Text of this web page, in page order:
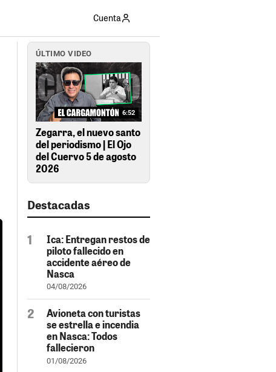
Cuenta
ÚLTIMO VIDEO
6:52
Zegarra, el nuevo santo
del periodismo | El Ojo
del Cuervo 5 de agosto
2026
Destacadas
Ica: Entregan restos de
piloto fallecido en
accidente aéreo de
Nasca
04/08/2026
Avioneta con turistas
se estrella e incendia
en Nasca: Todos
fallecieron
01/08/2026